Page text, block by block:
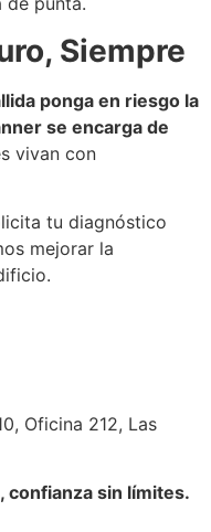
Siempre
ponga en riesgo la
se encarga de
vivan con
tu diagnóstico
mejorar la
Oficina 212, Las
confianza sin límites.